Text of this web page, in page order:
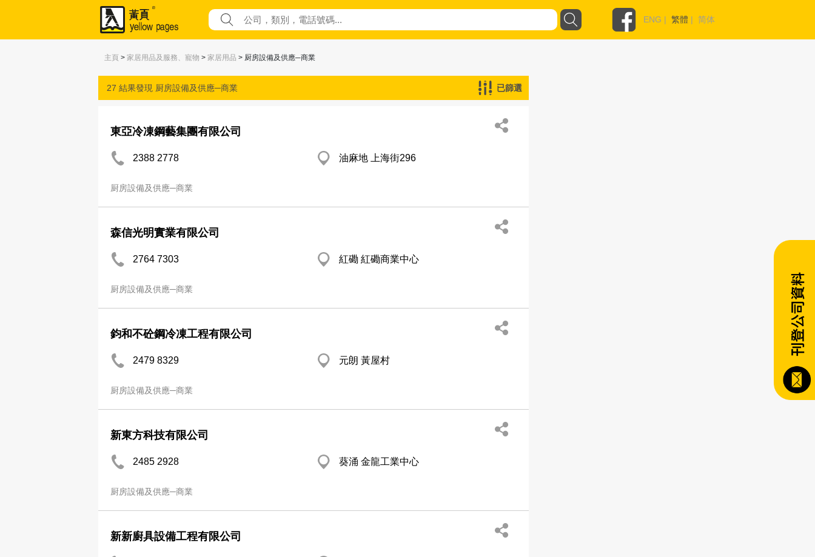
ENG | 繁體 | 简体
主頁 > 家居用品及服務、寵物 > 家居用品 > 厨房設備及供應─商業
27 結果發現 厨房設備及供應─商業 已篩選
東亞冷凍鋼藝集團有限公司
2388 2778 油麻地 上海街296
厨房設備及供應─商業
森信光明實業有限公司
2764 7303 紅磡 紅磡商業中心
厨房設備及供應─商業
鈞和不砼鋼冷凍工程有限公司
2479 8329 元朗 黃屋村
厨房設備及供應─商業
新東方科技有限公司
2485 2928 葵涌 金龍工業中心
厨房設備及供應─商業
新新廚具設備工程有限公司